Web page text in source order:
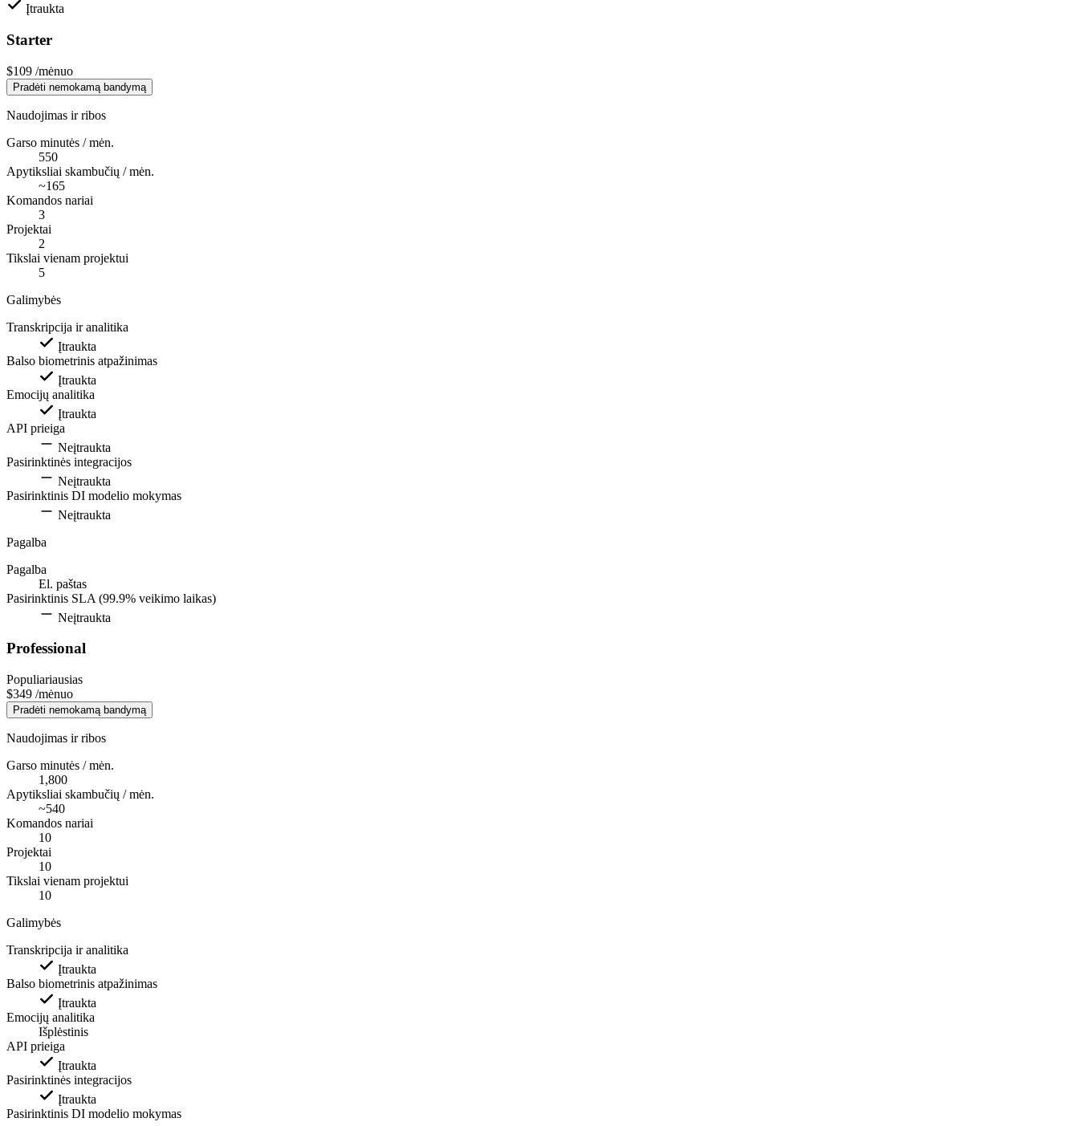
Įtraukta
Starter
$109 /mėnuo
Pradėti nemokamą bandymą
Naudojimas ir ribos
Garso minutės / mėn.
550
Apytiksliai skambučių / mėn.
~165
Komandos nariai
3
Projektai
2
Tikslai vienam projektui
5
Galimybės
Transkripcija ir analitika
Įtraukta
Balso biometrinis atpažinimas
Įtraukta
Emocijų analitika
Įtraukta
API prieiga
Neįtraukta
Pasirinktinės integracijos
Neįtraukta
Pasirinktinis DI modelio mokymas
Neįtraukta
Pagalba
Pagalba
El. paštas
Pasirinktinis SLA (99.9% veikimo laikas)
Neįtraukta
Professional
Populiariausias
$349 /mėnuo
Pradėti nemokamą bandymą
Naudojimas ir ribos
Garso minutės / mėn.
1,800
Apytiksliai skambučių / mėn.
~540
Komandos nariai
10
Projektai
10
Tikslai vienam projektui
10
Galimybės
Transkripcija ir analitika
Įtraukta
Balso biometrinis atpažinimas
Įtraukta
Emocijų analitika
Išplėstinis
API prieiga
Įtraukta
Pasirinktinės integracijos
Įtraukta
Pasirinktinis DI modelio mokymas